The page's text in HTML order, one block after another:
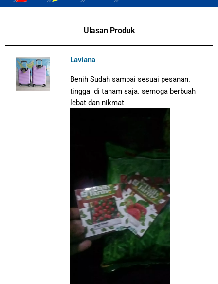
Ulasan Produk
Laviana
Benih Sudah sampai sesuai pesanan.
tinggal di tanam saja. semoga berbuah
lebat dan nikmat